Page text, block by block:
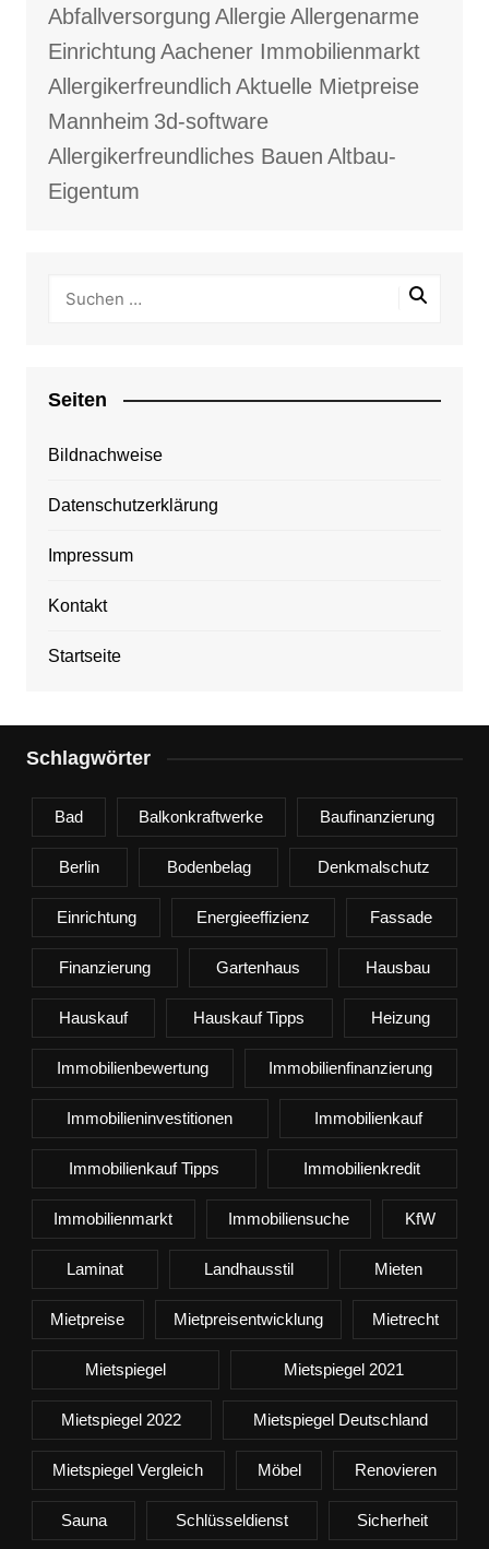
Abfallversorgung AllergieAllergenarme
Einrichtung Aachener Immobilienmarkt
Allergikerfreundlich Aktuelle Mietpreise
Mannheim 3d-software
Allergikerfreundliches Bauen Altbau-
Eigentum
Seiten
Bildnachweise
Datenschutzerklärung
Impressum
Kontakt
Startseite
Schlagwörter
Bad Balkonkraftwerke Baufinanzierung
Berlin Bodenbelag Denkmalschutz
Einrichtung Energieeffizienz Fassade
Finanzierung Gartenhaus Hausbau
Hauskauf Hauskauf Tipps Heizung
Immobilienbewertung Immobilienfinanzierung
Immobilieninvestitionen Immobilienkauf
Immobilienkauf Tipps Immobilienkredit
Immobilienmarkt Immobiliensuche KfW
Laminat Landhausstil Mieten
Mietpreise Mietpreisentwicklung Mietrecht
Mietspiegel Mietspiegel 2021
Mietspiegel 2022 Mietspiegel Deutschland
Mietspiegel Vergleich Möbel Renovieren
Sauna Schlüsseldienst Sicherheit